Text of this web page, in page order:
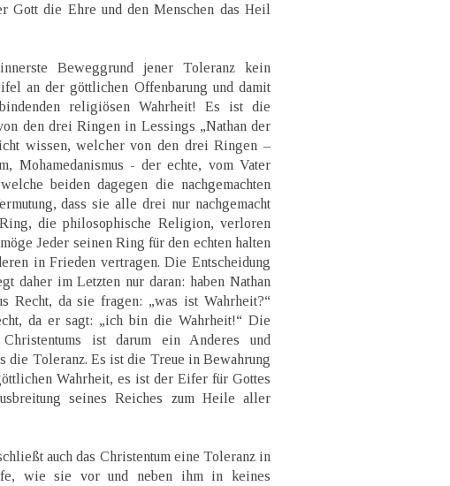
Gott die Ehre und den Menschen das Heil
Beweggrund jener Toleranz kein
an der göttlichen Offenbarung und damit
religiösen Wahrheit! Es ist die
den drei Ringen in Lessings „Nathan der
wissen, welcher von den drei Ringen –
Mohamedanismus - der echte, vom Vater
beiden dagegen die nachgemachten
dass sie alle drei nur nachgemacht
die philosophische Religion, verloren
Jeder seinen Ring für den echten halten
in Frieden vertragen. Die Entscheidung
daher im Letzten nur daran: haben Nathan
Recht, da sie fragen: „was ist Wahrheit?“
da er sagt: „ich bin die Wahrheit!“ Die
Christentums ist darum ein Anderes und
die Toleranz. Es ist die Treue in Bewahrung
Wahrheit, es ist der Eifer für Gottes
seines Reiches zum Heile aller
auch das Christentum eine Toleranz in
wie sie vor und neben ihm in keines